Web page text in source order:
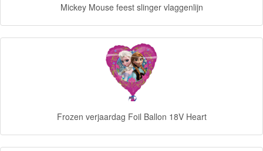
Looney
Mickey Mouse feest slinger vlaggenlijn
Frozen verjaardag Foil Ballon 18V Heart